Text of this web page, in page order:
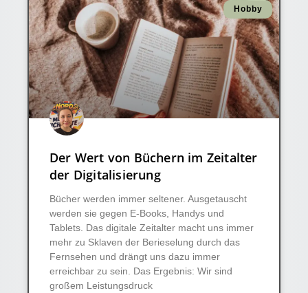
Hobby
Der Wert von Büchern im Zeitalter
der Digitalisierung
Bücher werden immer seltener. Ausgetauscht
werden sie gegen E-Books, Handys und
Tablets. Das digitale Zeitalter macht uns immer
mehr zu Sklaven der Berieselung durch das
Fernsehen und drängt uns dazu immer
erreichbar zu sein. Das Ergebnis: Wir sind
großem Leistungsdruck